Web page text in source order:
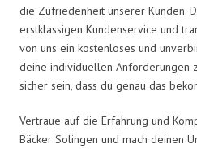
die Zufriedenheit unserer Kunden.
erstklassigen Kundenservice und
von uns ein kostenloses und
deine individuellen Anforderungen
sicher sein, dass du genau das
Vertraue auf die Erfahrung und
Bäcker Solingen und mach deinen